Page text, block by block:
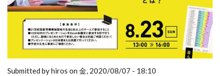
Submitted by hiros on 金, 2020/08/07 - 18:10